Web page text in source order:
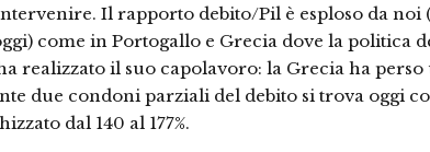
Il rapporto debito/Pil è esploso da noi
come in Portogallo e Grecia dove la politica
realizzato il suo capolavoro: la Grecia ha
due condoni parziali del debito si trova oggi
dal 140 al 177%.